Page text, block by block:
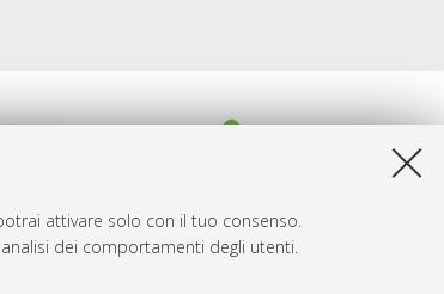
attivare solo con il tuo consenso.
dei comportamenti degli utenti.